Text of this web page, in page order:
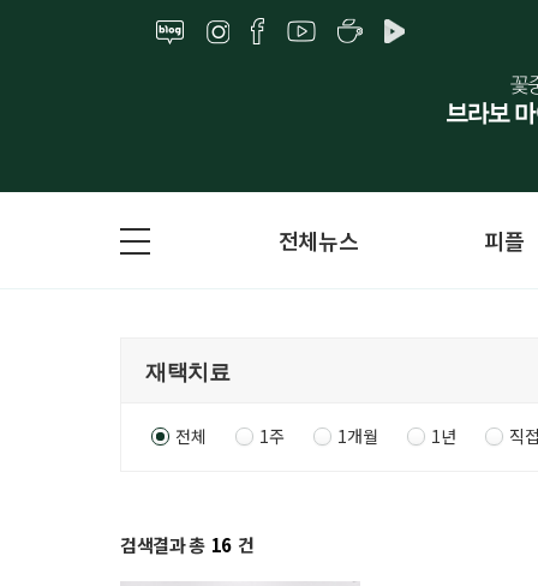
전체뉴스 피플
전체 1주 1개월 1년 직
검색결과 총 16 건